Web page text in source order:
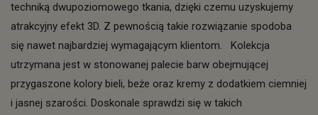
techniką dwupoziomowego tkania, dzięki czemu uzyskujemy
atrakcyjny efekt 3D. Z pewnością takie rozwiązanie spodoba
się nawet najbardziej wymagającym klientom. Kolekcja
utrzymana jest w stonowanej palecie barw obejmującej
przygaszone kolory bieli, beże oraz kremy z dodatkiem ciemniej
i jasnej szarości. Doskonale sprawdzi się w takich